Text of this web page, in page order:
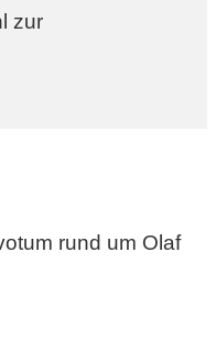
zur
rund um Olaf